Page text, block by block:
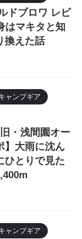
ドブロワ レビ
はマキタと知
換えた話
ャンプギア
・浅間園オー
】大雨に沈ん
ひとりで見た
ャンプギア